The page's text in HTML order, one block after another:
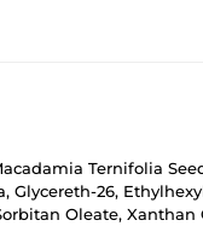
Ternifolia
26,
Oleate,